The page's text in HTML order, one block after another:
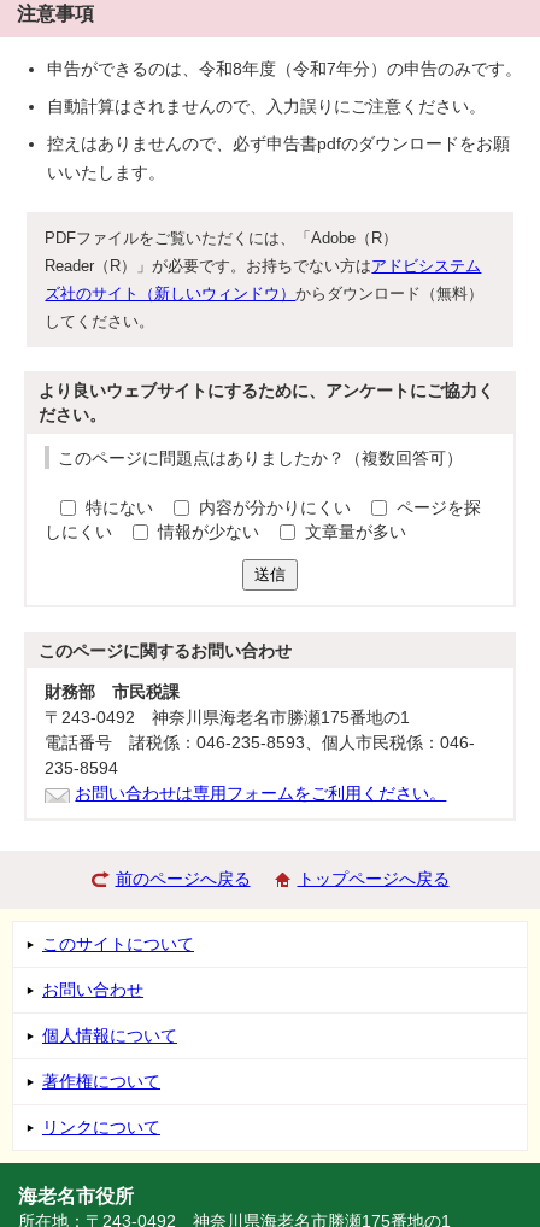
注意事項
申告ができるのは、令和8年度（令和7年分）の申告のみです。
自動計算はされませんので、入力誤りにご注意ください。
控えはありませんので、必ず申告書pdfのダウンロードをお願
いいたします。
PDFファイルをご覧いただくには、「Adobe（R）
Reader（R）」が必要です。お持ちでない方はアドビシステム
ズ社のサイト（新しいウィンドウ）からダウンロード（無料）
してください。
より良いウェブサイトにするために、アンケートにご協力く
ださい。
このページに問題点はありましたか？（複数回答可）
特にない 内容が分かりにくい
ページを探
しにくい
情報が少ない 文章量が多い
送信
このページに関するお問い合わせ
財務部 市民税課
〒243-0492 神奈川県海老名市勝瀬175番地の1
電話番号 諸税係：046-235-8593、個人市民税係：046-
235-8594
お問い合わせは専用フォームをご利用ください。
前のページへ戻る トップページへ戻る
このサイトについて
お問い合わせ
個人情報について
著作権について
リンクについて
海老名市役所
所在地：〒243-0492 神奈川県海老名市勝瀬175番地の1